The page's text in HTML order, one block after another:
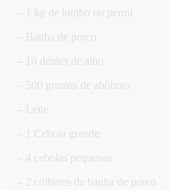
– 1 kg de lombo ou pernil
– Banha de porco
– 10 dentes de alho
– 500 gramas de abóbora
– Leite
– 1 Cebola grande
– 4 cebolas pequenas
– 2 colheres de banha de porco